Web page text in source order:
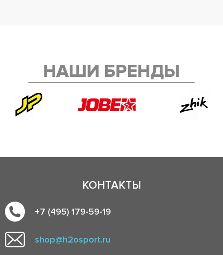
НАШИ БРЕНДЫ
КОНТАКТЫ
+7 (495) 179-59-19
shop@h2osport.ru